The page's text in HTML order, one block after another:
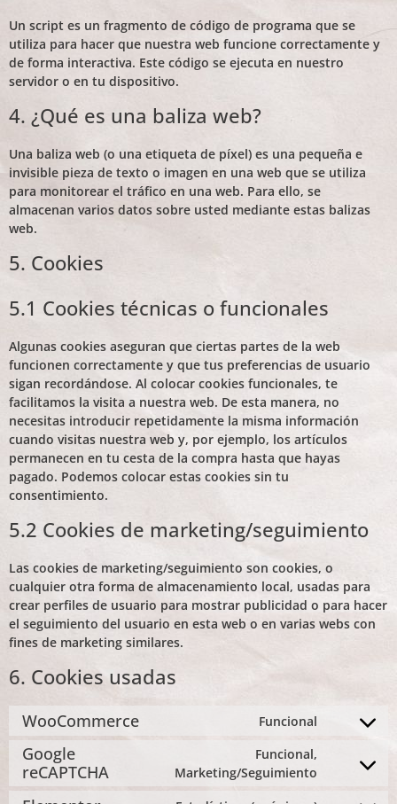
Un script es un fragmento de código de programa que se
utiliza para hacer que nuestra web funcione correctamente y
de forma interactiva. Este código se ejecuta en nuestro
servidor o en tu dispositivo.
4. ¿Qué es una baliza web?
Una baliza web (o una etiqueta de píxel) es una pequeña e
invisible pieza de texto o imagen en una web que se utiliza
para monitorear el tráfico en una web. Para ello, se
almacenan varios datos sobre usted mediante estas balizas
web.
5. Cookies
5.1 Cookies técnicas o funcionales
Algunas cookies aseguran que ciertas partes de la web
funcionen correctamente y que tus preferencias de usuario
sigan recordándose. Al colocar cookies funcionales, te
facilitamos la visita a nuestra web. De esta manera, no
necesitas introducir repetidamente la misma información
cuando visitas nuestra web y, por ejemplo, los artículos
permanecen en tu cesta de la compra hasta que hayas
pagado. Podemos colocar estas cookies sin tu
consentimiento.
5.2 Cookies de marketing/seguimiento
Las cookies de marketing/seguimiento son cookies, o
cualquier otra forma de almacenamiento local, usadas para
crear perfiles de usuario para mostrar publicidad o para hacer
el seguimiento del usuario en esta web o en varias webs con
fines de marketing similares.
6. Cookies usadas
WooCommerce Funcional
Google
reCAPTCHA
Funcional,
Marketing/Seguimiento